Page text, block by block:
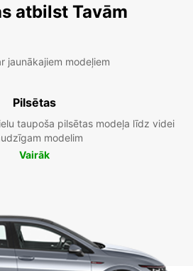
atbilst Tavām
jaunākajiem modeļiem
Pilsētas
taupoša pilsētas modeļa līdz videi
modelim
Vairāk